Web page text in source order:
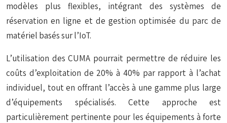
modèles plus flexibles, intégrant des systèmes de
réservation en ligne et de gestion optimisée du parc de
matériel basés sur l’IoT.
L’utilisation des CUMA pourrait permettre de réduire les
coûts d’exploitation de 20% à 40% par rapport à l’achat
individuel, tout en offrant l’accès à une gamme plus large
d’équipements spécialisés. Cette approche est
particulièrement pertinente pour les équipements à forte